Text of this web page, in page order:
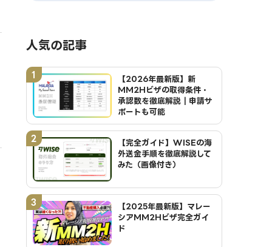
人気の記事
1
【2026年最新版】新
MM2Hビザの取得条件・
承認数を徹底解説｜申請サ
ポートも可能
2
【完全ガイド】WISEの海
外送金手順を徹底解説して
みた（画像付き）
3
【2025年最新版】マレー
シアMM2Hビザ完全ガイ
ド